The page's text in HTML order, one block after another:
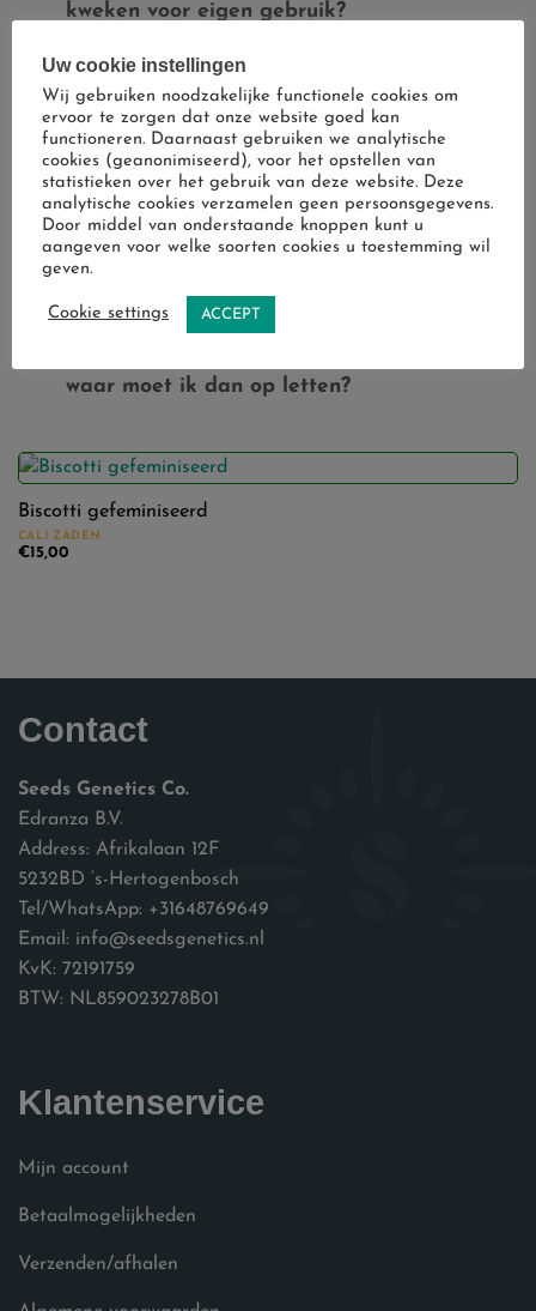
kweken voor eigen gebruik?
Wat is het verschil tussen indica, sativa
en hybride soorten?
Hoe lang duurt het voordat mijn
wietplanten oogstrijp zijn?
Welke wietsoort is het beste voor
waar moet ik dan op letten?
CALI ZADEN
Biscotti gefeminiseerd
€15,00
Contact
Seeds Genetics Co.
Edranza B.V.
Address: Afrikalaan 12F
5232BD ‘s-Hertogenbosch
Tel/WhatsApp: +31648769649
Email: info@seedsgenetics.nl
KvK: 72191759
BTW: NL859023278B01
Klantenservice
Mijn account
Betaalmogelijkheden
Verzenden/afhalen
Uw cookie instellingen
Wij gebruiken noodzakelijke functionele cookies om
ervoor te zorgen dat onze website goed kan
functioneren. Daarnaast gebruiken we analytische
cookies (geanonimiseerd), voor het opstellen van
statistieken over het gebruik van deze website. Deze
analytische cookies verzamelen geen persoonsgegevens.
Door middel van onderstaande knoppen kunt u
aangeven voor welke soorten cookies u toestemming wil
geven.
Cookie settings ACCEPT